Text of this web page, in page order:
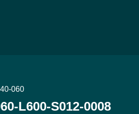
060
L600-S012-0008